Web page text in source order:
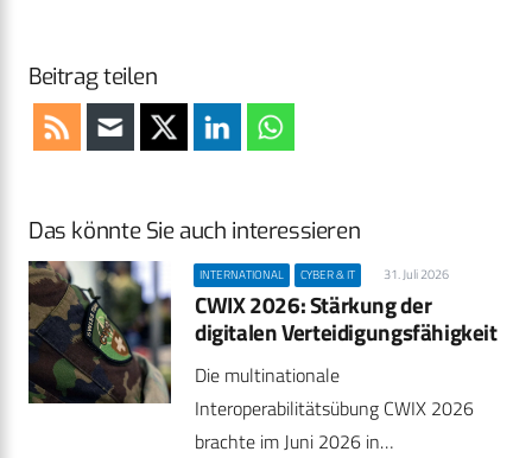
Beitrag teilen
Das könnte Sie auch interessieren
INTERNATIONAL CYBER & IT 31. Juli 2026
CWIX 2026: Stärkung der
digitalen Verteidigungsfähigkeit
Die multinationale
Interoperabilitätsübung CWIX 2026
brachte im Juni 2026 in…